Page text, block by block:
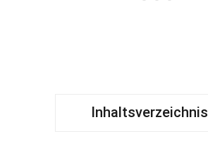
Inhaltsverzeichnis